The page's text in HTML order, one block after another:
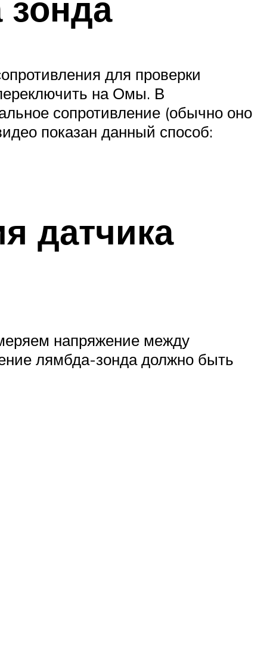
для проверки
на Омы. В
сопротивление (обычно оно
показан данный способ:
датчика
напряжение между
лямбда-зонда должно быть